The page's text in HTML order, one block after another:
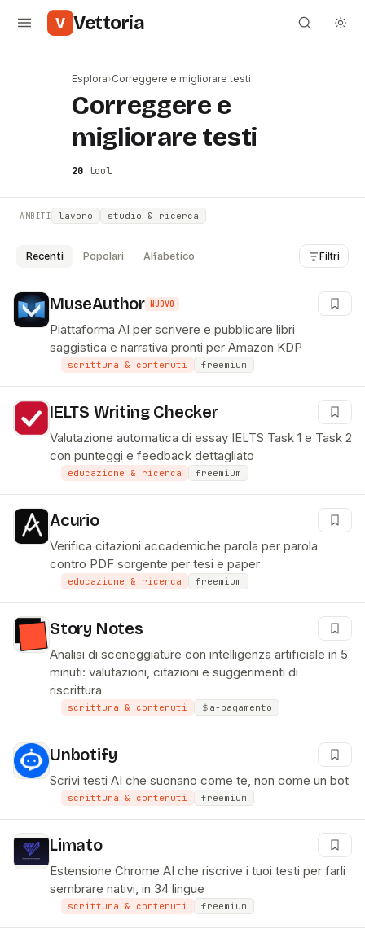
V Vettoria
Esplora›Correggere e migliorare testi
Correggere e
migliorare testi
20 tool
AMBITI lavoro studio & ricerca
Recenti Popolari Alfabetico Filtri
MuseAuthor NUOVO
Piattaforma AI per scrivere e pubblicare libri
saggistica e narrativa pronti per Amazon KDP
scrittura & contenuti freemium
IELTS Writing Checker
Valutazione automatica di essay IELTS Task 1 e Task 2
con punteggi e feedback dettagliato
educazione & ricerca freemium
Acurio
Verifica citazioni accademiche parola per parola
contro PDF sorgente per tesi e paper
educazione & ricerca freemium
Story Notes
Analisi di sceneggiature con intelligenza artificiale in 5
minuti: valutazioni, citazioni e suggerimenti di
riscrittura
scrittura & contenuti a-pagamento
Unbotify
Scrivi testi AI che suonano come te, non come un bot
scrittura & contenuti freemium
Limato
Estensione Chrome AI che riscrive i tuoi testi per farli
sembrare nativi, in 34 lingue
scrittura & contenuti freemium